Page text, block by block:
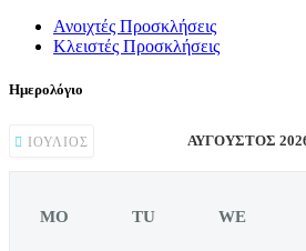
Ανοιχτές Προσκλήσεις
Κλειστές Προσκλήσεις
Ημερολόγιο
ΙΟΎΛΙΟΣ ΑΎΓΟΥΣΤΟΣ
MO TU WE